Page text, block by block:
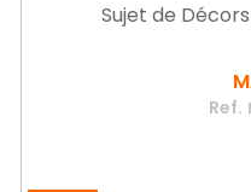
Sujet de
Ref.